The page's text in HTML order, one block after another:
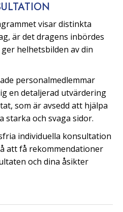
visar distinkta
är det dragens inbördes
helhetsbilden av din
personalmedlemmar
en detaljerad utvärdering
som är avsedd att hjälpa
starka och svaga sidor.
individuella konsultation
att få rekommendationer
och dina åsikter